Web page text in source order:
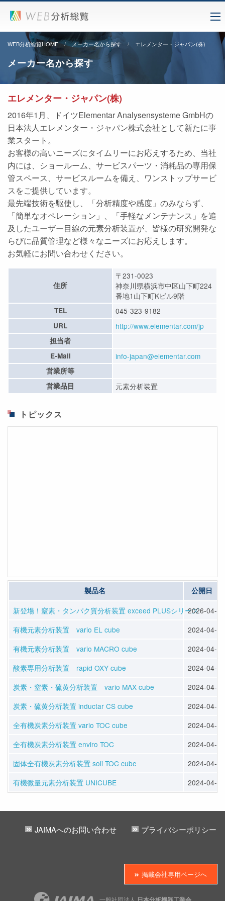
WEB分析総覧HOME メーカー名から探す エレメンター・ジャパン(株)
メーカー名から探す
エレメンター・ジャパン(株)
2016年1月、ドイツElementar Analysensysteme GmbHの
日本法人エレメンター・ジャパン株式会社として新たに事
業スタート。
お客様の高いニーズにタイムリーにお応えするため、当社
内には、ショールーム、サービスパーツ・消耗品の専用保
管スペース、サービスルームを備え、ワンストップサービ
スをご提供しています。
最先端技術を駆使し、「分析精度や感度」のみならず、
「簡単なオペレーション」、「手軽なメンテナンス」を追
及したユーザー目線の元素分析装置が、皆様の研究開発な
らびに品質管理など様々なニーズにお応えします。
お気軽にお問い合わせください。
住所
〒231-0023
神奈川県横浜市中区山下町224
番地1山下町Kビル9階
TEL 045-323-9182
URL http://www.elementar.com/jp
担当者
E-Mail
info-japan@elementar.com
営業所等
営業品目
元素分析装置
トピックス
製品名 公開日
新登場！窒素・タンパク質分析装置 exceed PLUSシリーズ2026-04-13
有機元素分析装置 vario EL cube
2024-04-12
有機元素分析装置 vario MACRO cube
2024-04-12
酸素専用分析装置 rapid OXY cube
2024-04-12
炭素・窒素・硫黄分析装置 vario MAX cube
2024-04-12
炭素・硫黄分析装置 inductar CS cube
2024-04-12
全有機炭素分析装置 vario TOC cube
2024-04-12
全有機炭素分析装置 enviro TOC
2024-04-12
固体全有機炭素分析装置 soli TOC cube
2024-04-12
有機微量元素分析装置 UNICUBE
2024-04-12
JAIMAへのお問い合わせ プライバシーポリシー
掲載会社専用ページへ
一般社団法人